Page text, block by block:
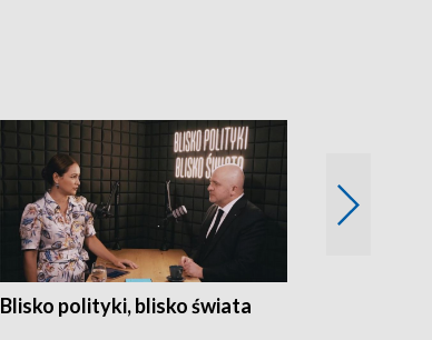
Blisko polityki, blisko świata